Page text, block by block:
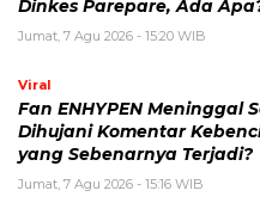
Harga Emas Antam Hari
Selasa, 4 Agustus 2026 - 13:13 WIB
Tetangga Suka Meniru
Dilakukan
Selasa, 4 Agustus 2026 - 11:12 WIB